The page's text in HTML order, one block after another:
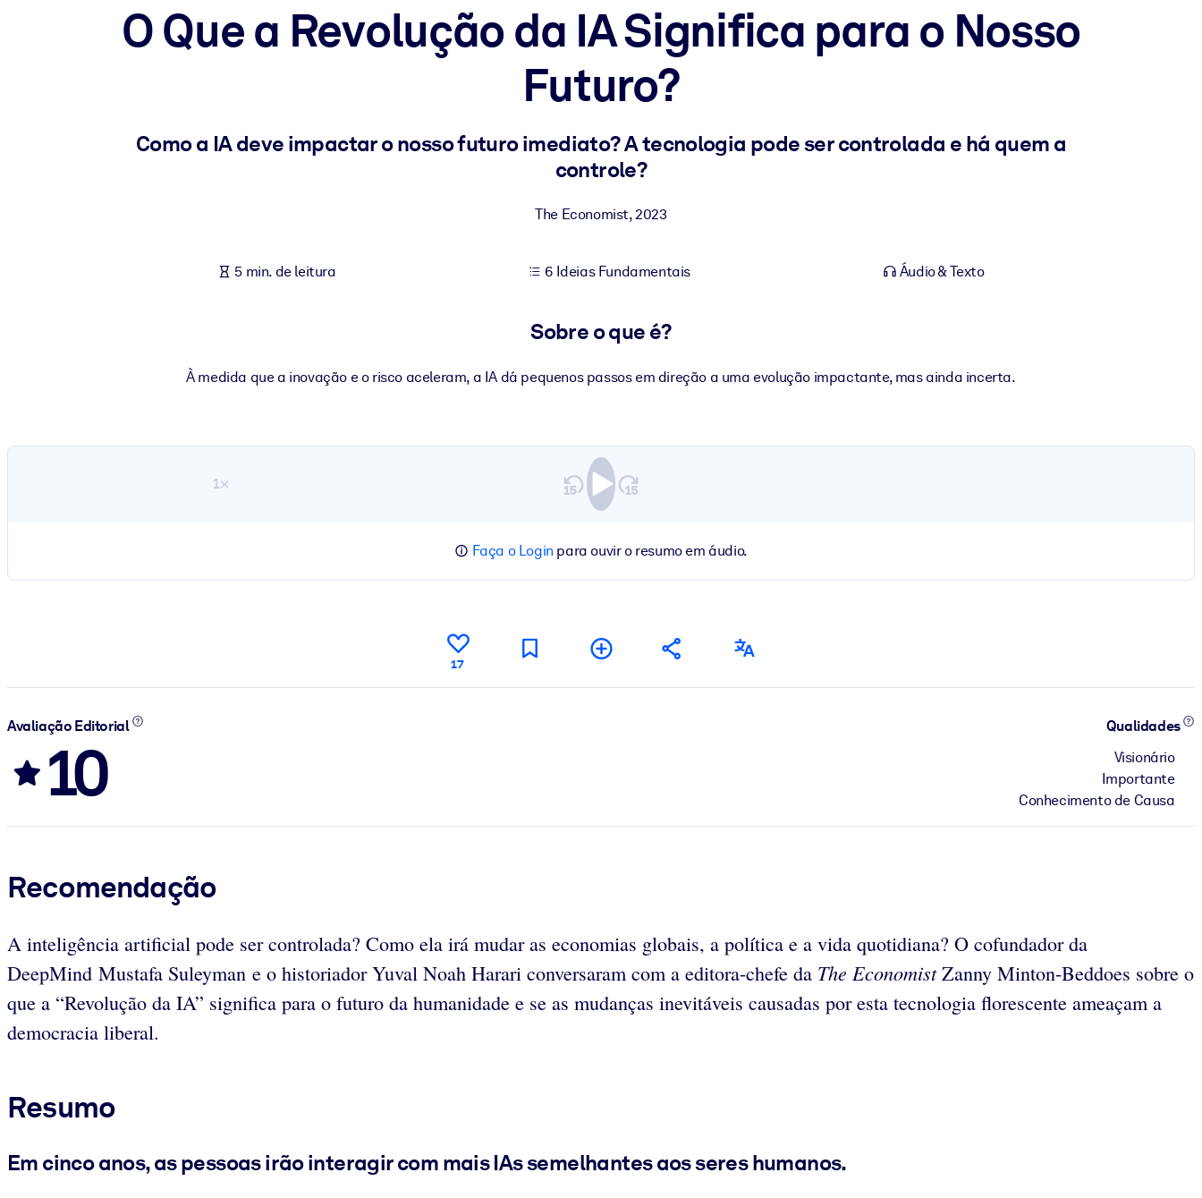
Para LMS/LXP
Leve conhecimento verificado e conciso para seu LMS/LXP para resultados de aprendizagem mais sólidos.
Enriqueça sua biblioteca corporativa com conhecimento de negócios confiável e pronto para uso.
O Que a Revolução da IA Significa para o Nosso
Futuro?
Como a IA deve impactar o nosso futuro imediato? A tecnologia pode ser controlada e há quem a
controle?
The Economist,2023
5 min. de leitura 6 Ideias Fundamentais Áudio & Texto
Sobre o que é?
À medida que a inovação e o risco aceleram, a IA dá pequenos passos em direção a uma evolução impactante, mas ainda incerta.
1×
Faça o Login para ouvir o resumo em áudio.
17
Avaliação Editorial
10
Qualidades
Visionário
Importante
Conhecimento de Causa
Recomendação
A inteligência artificial pode ser controlada? Como ela irá mudar as economias globais, a política e a vida quotidiana? O cofundador da
DeepMind Mustafa Suleyman e o historiador Yuval Noah Harari conversaram com a editora-chefe da The EconomistZanny Minton-Beddoes sobre o
que a “Revolução da IA” significa para o futuro da humanidade e se as mudanças inevitáveis causadas por esta tecnologia florescente ameaçam a
democracia liberal.
Resumo
Em cinco anos, as pessoas irão interagir com mais IAs semelhantes aos seres humanos.